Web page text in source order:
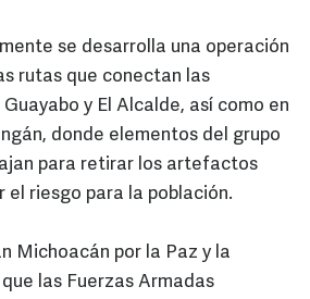
se desarrolla una operación
rutas que conectan las
y El Alcalde, así como en
donde elementos del grupo
para retirar los artefactos
el riesgo para la población.
Michoacán por la Paz y la
las Fuerzas Armadas